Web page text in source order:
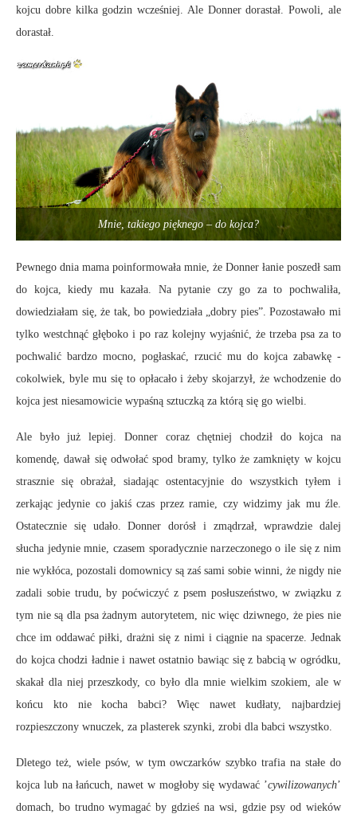
kojcu dobre kilka godzin wcześniej. Ale Donner dorastał. Powoli, ale
dorastał.
Mnie, takiego pięknego – do kojca?
Pewnego dnia mama poinformowała mnie, że Donner łanie poszedł sam
do kojca, kiedy mu kazała. Na pytanie czy go za to pochwaliła,
dowiedziałam się, że tak, bo powiedziała „dobry pies”. Pozostawało mi
tylko westchnąć głęboko i po raz kolejny wyjaśnić, że trzeba psa za to
pochwalić bardzo mocno, pogłaskać, rzucić mu do kojca zabawkę -
cokolwiek, byle mu się to opłacało i żeby skojarzył, że wchodzenie do
kojca jest niesamowicie wypaśną sztuczką za którą się go wielbi.
Ale było już lepiej. Donner coraz chętniej chodził do kojca na
komendę, dawał się odwołać spod bramy, tylko że zamknięty w kojcu
strasznie się obrażał, siadając ostentacyjnie do wszystkich tyłem i
zerkając jedynie co jakiś czas przez ramie, czy widzimy jak mu źle.
Ostatecznie się udało. Donner dorósł i zmądrzał, wprawdzie dalej
słucha jedynie mnie, czasem sporadycznie narzeczonego o ile się z nim
nie wykłóca, pozostali domownicy są zaś sami sobie winni, że nigdy nie
zadali sobie trudu, by poćwiczyć z psem posłuszeństwo, w związku z
tym nie są dla psa żadnym autorytetem, nic więc dziwnego, że pies nie
chce im oddawać piłki, drażni się z nimi i ciągnie na spacerze. Jednak
do kojca chodzi ładnie i nawet ostatnio bawiąc się z babcią w ogródku,
skakał dla niej przeszkody, co było dla mnie wielkim szokiem, ale w
końcu kto nie kocha babci? Więc nawet kudłaty, najbardziej
rozpieszczony wnuczek, za plasterek szynki, zrobi dla babci wszystko.
Dletego też, wiele psów, w tym owczarków szybko trafia na stałe do
kojca lub na łańcuch, nawet w mogłoby się wydawać ’cywilizowanych’
domach, bo trudno wymagać by gdzieś na wsi, gdzie psy od wieków